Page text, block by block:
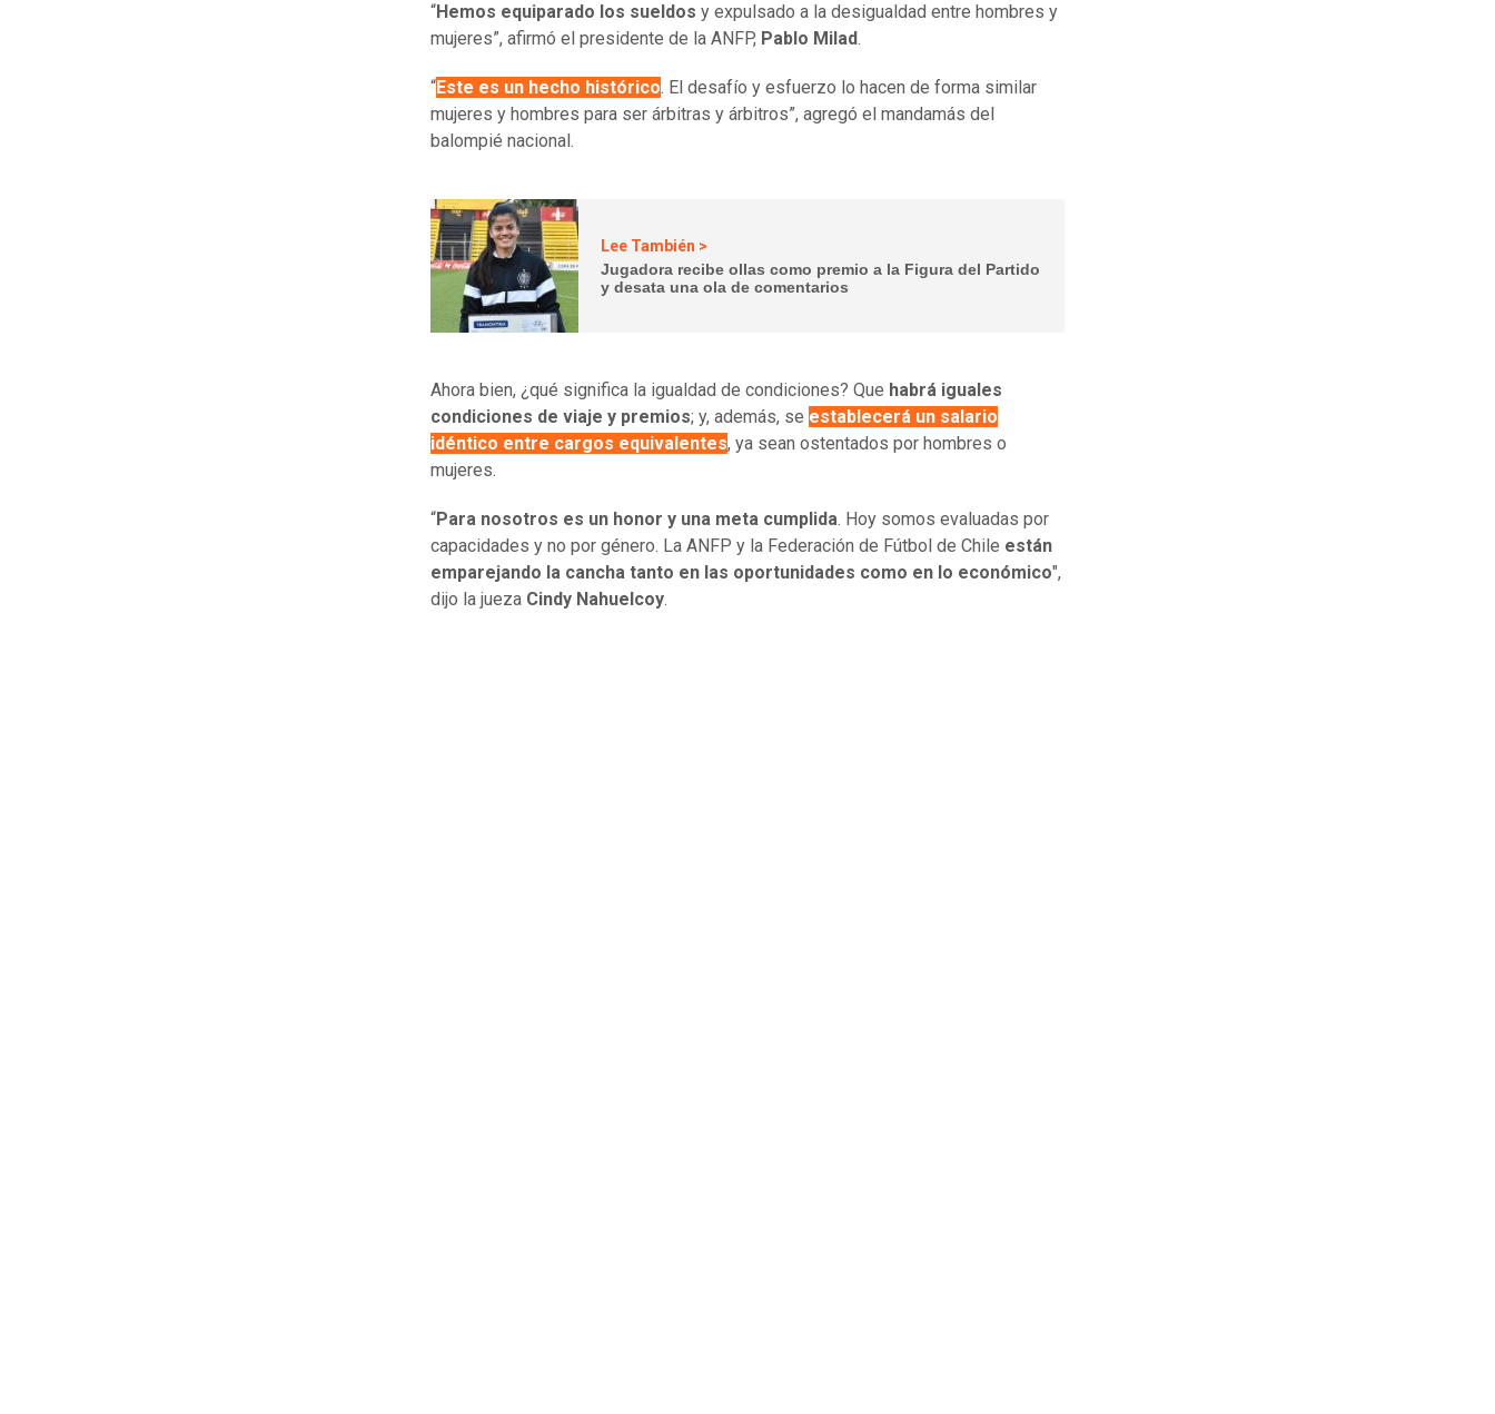
“Hemos equiparado los sueldos y expulsado a la desigualdad entre hombres y
mujeres”, afirmó el presidente de la ANFP, Pablo Milad.
“Este es un hecho histórico. El desafío y esfuerzo lo hacen de forma similar
mujeres y hombres para ser árbitras y árbitros”, agregó el mandamás del
balompié nacional.
Lee También >
Jugadora recibe ollas como premio a la Figura del Partido
y desata una ola de comentarios
Ahora bien, ¿qué significa la igualdad de condiciones? Que habrá iguales
condiciones de viaje y premios; y, además, se establecerá un salario
idéntico entre cargos equivalentes, ya sean ostentados por hombres o
mujeres.
“Para nosotros es un honor y una meta cumplida. Hoy somos evaluadas por
capacidades y no por género. La ANFP y la Federación de Fútbol de Chile están
emparejando la cancha tanto en las oportunidades como en lo económico",
dijo la jueza Cindy Nahuelcoy.